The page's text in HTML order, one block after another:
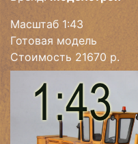
Масштаб 1:43
Готовая модель
Стоимость 21670 р.